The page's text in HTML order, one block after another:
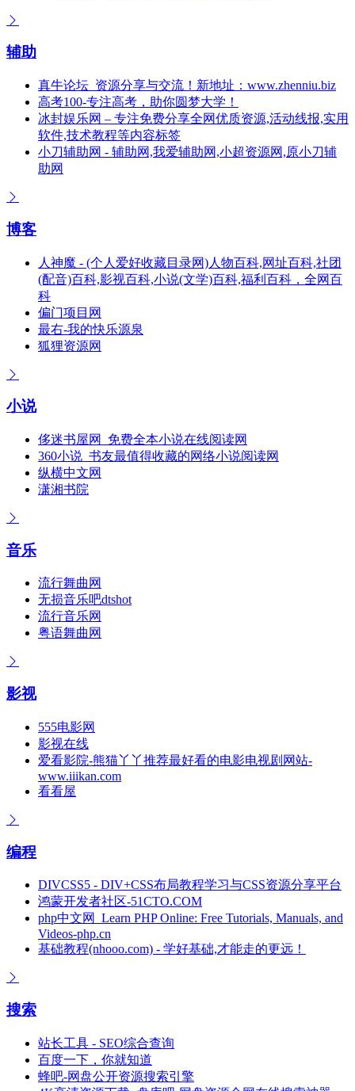
辅助
真牛论坛_资源分享与交流！新地址：www.zhenniu.biz
高考100-专注高考，助你圆梦大学！
冰封娱乐网 – 专注免费分享全网优质资源,活动线报,实用
软件,技术教程等内容标签
小刀辅助网 - 辅助网,我爱辅助网,小超资源网,原小刀辅
助网
博客
人神魔 - (个人爱好收藏目录网)人物百科,网址百科,社团
(配音)百科,影视百科,小说(文学)百科,福利百科，全网百
科
偏门项目网
最右-我的快乐源泉
狐狸资源网
小说
侈迷书屋网_免费全本小说在线阅读网
360小说_书友最值得收藏的网络小说阅读网
纵横中文网
潇湘书院
音乐
流行舞曲网
无损音乐吧dtshot
流行音乐网
粤语舞曲网
影视
555电影网
影视在线
爱看影院-熊猫丫丫推荐最好看的电影电视剧网站-
www.iiikan.com
看看屋
编程
DIVCSS5 - DIV+CSS布局教程学习与CSS资源分享平台
鸿蒙开发者社区-51CTO.COM
php中文网_Learn PHP Online: Free Tutorials, Manuals, and
Videos-php.cn
基础教程(nhooo.com) - 学好基础,才能走的更远！
搜索
站长工具 - SEO综合查询
百度一下，你就知道
蜂吧-网盘公开资源搜索引擎